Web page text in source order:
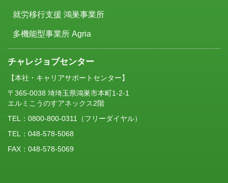
就労移行支援 鴻巣事業所
多機能型事業所 Agria
チャレジョブセンター
【本社・キャリアサポートセンター】
〒365-0038 埼埼玉県鴻巣市本町1-2-1
エルミこうのすアネックス2階
TEL： 0800-800-0311
（フリーダイヤル）
TEL：048-578-5068
FAX：048-578-5069